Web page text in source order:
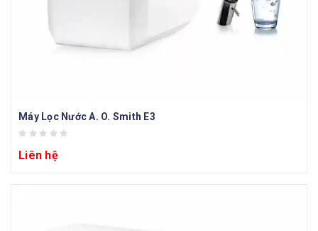
Máy Lọc Nước A. O. Smith E3
Liên hệ